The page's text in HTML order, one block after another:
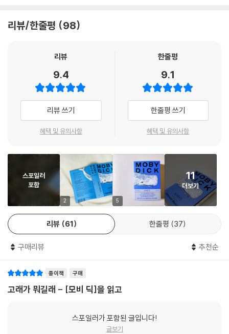
제106장 에이해브의 다리 623
제107장 목수 626
제109장 선장실의 에이해브와 스타벅 635
제110장 관 속의 퀴퀘그 639
제111장 태평양 646
제112장 대장장이 648
제113장 대장간 651
제114장 도금장이 655
제115장 ‘피쿼드’호, ‘배철러’호를 만나다 658
제117장 고래 파수꾼 663
제118장 사분의 665
제119장 세 개의 촛불 668
제120장 첫 번째 밤번이 끝날 무렵의 갑판 678
제121장 한밤중 - 앞갑판 뱃전 679
제122장 한밤중의 돛대 망루 - 천둥과 번개 681
제123장 머스킷총 682
제124장 나침반 바늘 686
제125장 측정의와 줄 690
제127장 갑판 699
제128장 ‘피쿼드’호, ‘레이철’호를 만나다 702
제131장 ‘피쿼드’호, ‘딜라이트’호를 만나다 715
도에게서 좀처럼 발견할 수 없었던 진정한 인간애를 느끼게 되고, 그와 함
마스날 운명적인 항해에 나서는데, 배에 오르기 직전 일라이저라는 광인에
잃게 될 것’이라는 신부의 경고를 듣지 않고 포경선 ‘피쿼드’호에 오른 이슈
메일은 출항한 지 며칠이 지나서야 모습을 드러낸 선장 에이해브를 보고
놀란다. 한쪽 다리가 없는 그는 고래뼈로 만든 의족을 하고 있었고, ‘모비
딕’을 찾아 복수하기 위해 이 배에 타고 있었다.
타벅의 충고도 뿌리치고 모비 딕을 쫓아 대서양에서 희망봉을 돌아 인도양
으로, 또 태평양으로 항해를 계속한다. 그리고 마침내 오랜 항해 끝에 그동
안 여러 포경선에서 던져진 작살이 무수히 꽂혀 있는 흰 고래를 발견하게
“도서관을 누비고 대양을 편력한 결과의 소산”
24만 단어, 전체 135장으로 구성된
경선을 다 합친 수의 세 배나 많았다. 당시 미국의 고래잡이들을 오랫동안
괴롭히던 거대하고 흉포한 고래 ‘모카 딕Mocha Dick’에 대한 이야기가 1
항해사 출신의 오언 체이스는 『포경선 ‘에식스’호의 놀랍고도 비참한 침몰
기』를 펴내면서 ‘모비 딕’이란 흉포한 고래가 적도 바로 남쪽에서 ‘에식
리뷰/한줄평 98
리뷰
9.4
리뷰 쓰기
혜택 및 유의사항
한줄평
9.1
한줄평 쓰기
혜택 및 유의사항
스포일러
포함
2 5
11
더보기
리뷰 61 한줄평 37
구매리뷰 추천순
종이책 구매
고래가 뭐길래 - [모비 딕]을 읽고
스포일러가 포함된 글입니다!
글보기